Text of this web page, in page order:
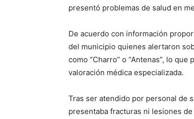
presentó problemas de salud en
De acuerdo con información
del municipio quienes alertaron
como “Charro” o “Antenas”, lo
valoración médica especializada.
Tras ser atendido por personal de
presentaba fracturas ni lesiones